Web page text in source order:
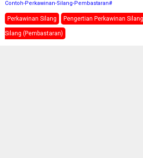
Contoh-Perkawinan-Silang-Pembastaran#
Perkawinan Silang Pengertian Perkawinan Silang
Silang (Pembastaran)